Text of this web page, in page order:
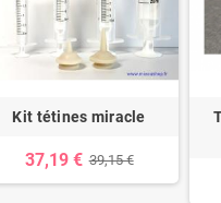
Kit tétines miracle
37,19 € 39,15 €